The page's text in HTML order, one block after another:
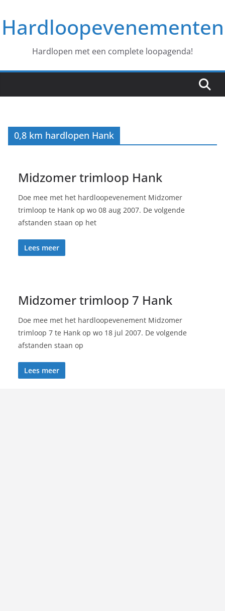
naar
deHardloopevenementen
Hardlopen met een complete loopagenda!
0,8 km hardlopen Hank
Midzomer trimloop Hank
Doe mee met het hardloopevenement Midzomer
trimloop te Hank op wo 08 aug 2007. De volgende
afstanden staan op het
Lees meer
Midzomer trimloop 7 Hank
Doe mee met het hardloopevenement Midzomer
trimloop 7 te Hank op wo 18 jul 2007. De volgende
afstanden staan op
Lees meer